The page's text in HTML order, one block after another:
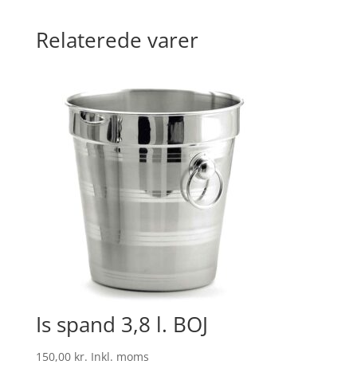
Relaterede varer
Is spand 3,8 l. BOJ
150,00 kr. Inkl. moms